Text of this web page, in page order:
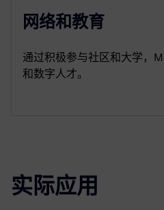
网络和教育
通过积极参与社区和大学，
和数字人才。
实际应用